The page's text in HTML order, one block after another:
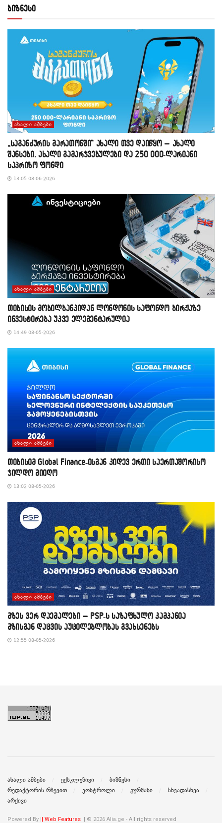
ბიზნესი
ᲐᲮᲐᲚᲘ ᲐᲛᲑᲔᲑᲘ
„საგანძურის მარათონში“ ახალი თვე დაიწყო – ახალი
შანსები, ახალი გამარჯვებულები და 250 000-ლარიანი
საპრიზო ფონდი
13:05 08-06-2026
ᲐᲮᲐᲚᲘ ᲐᲛᲑᲔᲑᲘ
თიბისის მობილბანკიდან ლონდონის საფონდო ბირჟაზე
ინვესტირება უკვე ელემენტარულია
14:49 08-05-2026
ᲐᲮᲐᲚᲘ ᲐᲛᲑᲔᲑᲘ
თიბისიმ Global Finance-ისგან კიდევ ერთი საერთაშორისო
ჯილდო მიიღო
13:02 08-05-2026
ᲐᲮᲐᲚᲘ ᲐᲛᲑᲔᲑᲘ
მზეს ვერ დაემალები – PSP-ს საზაფხულო კამპანია
მზისგან დაცვის აუცილებლობას გვახსენებს
12:55 08-05-2026
ახალი ამბები ექსკლუზივი
ბიზნესი
რედაქტორის რჩევით
კონტროლი გურმანი
სხვადასხვა
არქივი
Powered By || Web Features || © 2026 Alia.ge - All rights reserved